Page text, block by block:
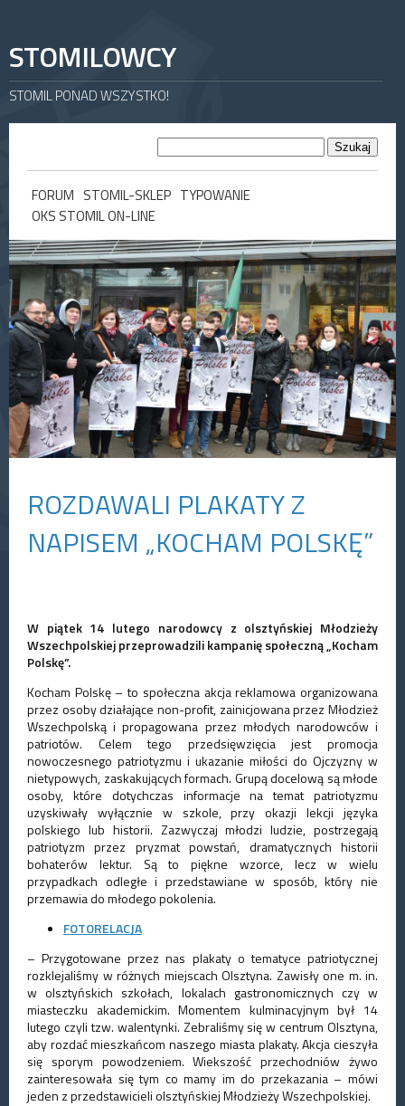
STOMILOWCY
STOMIL PONAD WSZYSTKO!
FORUM STOMIL-SKLEP TYPOWANIE
OKS STOMIL ON-LINE
ROZDAWALI PLAKATY Z
NAPISEM „KOCHAM POLSKĘ”
W piątek 14 lutego narodowcy z olsztyńskiej Młodzieży
Wszechpolskiej przeprowadzili kampanię społeczną „Kocham
Polskę”.
Kocham Polskę – to społeczna akcja reklamowa organizowana
przez osoby działające non-profit, zainicjowana przez Młodzież
Wszechpolską i propagowana przez młodych narodowców i
patriotów. Celem tego przedsięwzięcia jest promocja
nowoczesnego patriotyzmu i ukazanie miłości do Ojczyzny w
nietypowych, zaskakujących formach. Grupą docelową są młode
osoby, które dotychczas informacje na temat patriotyzmu
uzyskiwały wyłącznie w szkole, przy okazji lekcji języka
polskiego lub historii. Zazwyczaj młodzi ludzie, postrzegają
patriotyzm przez pryzmat powstań, dramatycznych historii
bohaterów lektur. Są to piękne wzorce, lecz w wielu
przypadkach odległe i przedstawiane w sposób, który nie
przemawia do młodego pokolenia.
FOTORELACJA
– Przygotowane przez nas plakaty o tematyce patriotycznej
rozklejaliśmy w różnych miejscach Olsztyna. Zawisły one m. in.
w olsztyńskich szkołach, lokalach gastronomicznych czy w
miasteczku akademickim. Momentem kulminacyjnym był 14
lutego czyli tzw. walentynki. Zebraliśmy się w centrum Olsztyna,
aby rozdać mieszkańcom naszego miasta plakaty. Akcja cieszyła
się sporym powodzeniem. Wiekszość przechodniów żywo
zainteresowała się tym co mamy im do przekazania – mówi
jeden z przedstawicieli olsztyńskiej Młodzieży Wszechpolskiej.